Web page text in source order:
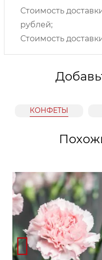
Стоимость
рублей;
Стоимость
КОНФЕТЫ